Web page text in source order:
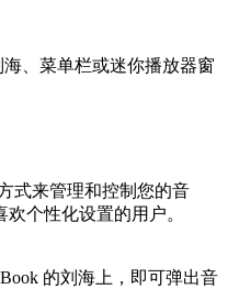
海、菜单栏或迷你播放器窗
式来管理和控制您的音
个性化设置的用户。
的刘海上，即可弹出音